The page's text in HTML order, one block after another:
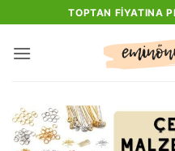
atla
TOPTAN FIYATINA